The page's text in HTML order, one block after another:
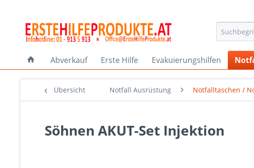
Abverkauf Erste Hilfe Evakuierungshilfen
Übersicht Notfall Ausrüstung Notfalltaschen /
Söhnen AKUT-Set Injektion